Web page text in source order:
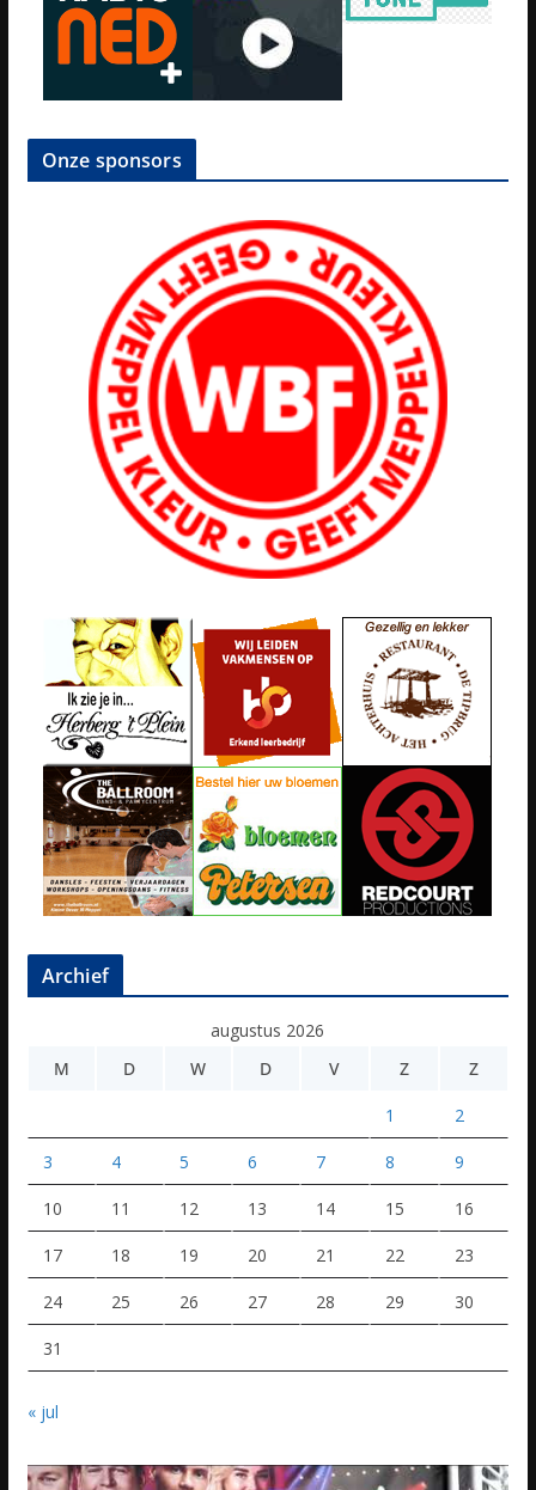
Onze sponsors
Archief
augustus 2026
M
D W D V Z Z
1 2
3 4 5 6 7 8 9
10 11 12 13 14 15 16
17 18 19 20 21 22 23
24 25 26 27 28 29 30
31
« jul